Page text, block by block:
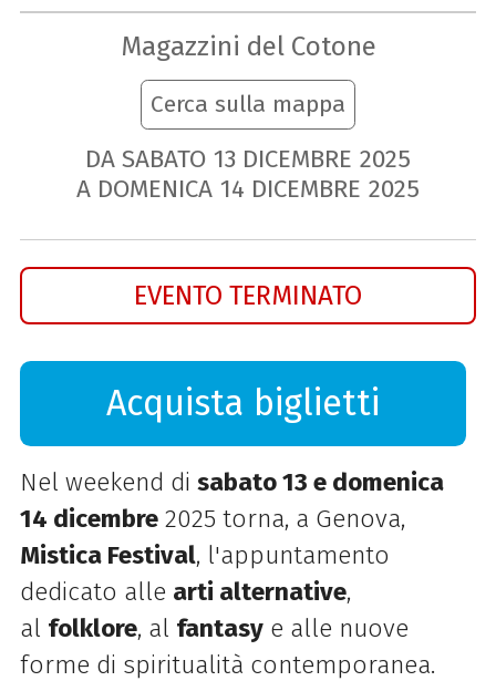
Magazzini del Cotone
Cerca sulla mappa
DA SABATO 13 DICEMBRE 2025
A DOMENICA 14 DICEMBRE 2025
EVENTO TERMINATO
Acquista biglietti
Nel weekend di sabato 13 e domenica
14 dicembre2025 torna, a Genova,
Mistica Festival, l'appuntamento
dedicato alle arti alternative,
al folklore, al fantasye alle nuove
forme di spiritualità contemporanea.